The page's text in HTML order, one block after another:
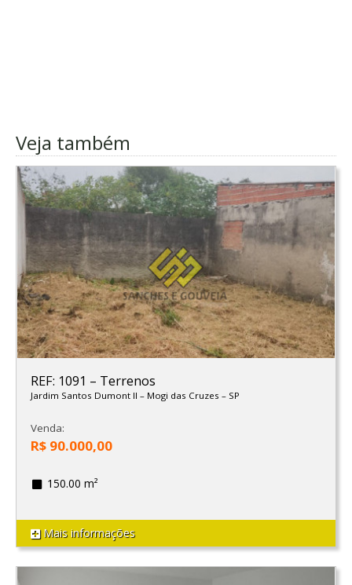
Veja também
REF: 1091 – Terrenos
Jardim Santos Dumont II – Mogi das Cruzes – SP
Venda:
R$ 90.000,00
150.00 m²
Mais informações